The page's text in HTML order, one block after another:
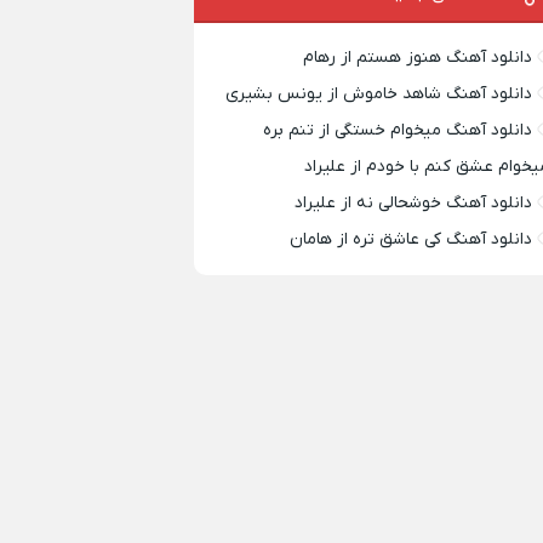
دانلود آهنگ هنوز هستم از رهام
دانلود آهنگ شاهد خاموش از یونس بشیری
دانلود آهنگ میخوام خستگی از تنم بره
عشق کنم با خودم از علیراد
دانلود آهنگ خوشحالی نه از علیراد
دانلود آهنگ کی عاشق تره از هامان